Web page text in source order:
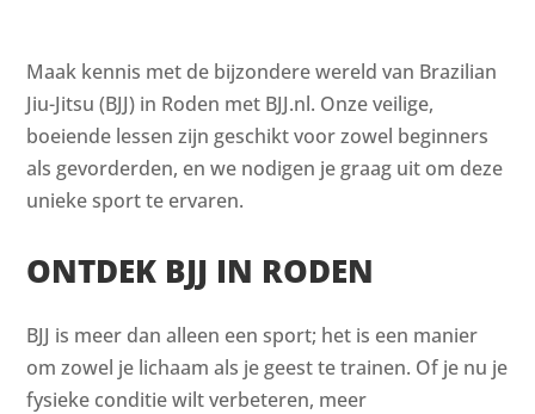
Maak kennis met de bijzondere wereld van Brazilian
Jiu-Jitsu (BJJ) in Roden met BJJ.nl. Onze veilige,
boeiende lessen zijn geschikt voor zowel beginners
als gevorderden, en we nodigen je graag uit om deze
unieke sport te ervaren.
ONTDEK BJJ IN RODEN
BJJ is meer dan alleen een sport; het is een manier
om zowel je lichaam als je geest te trainen. Of je nu je
fysieke conditie wilt verbeteren, meer